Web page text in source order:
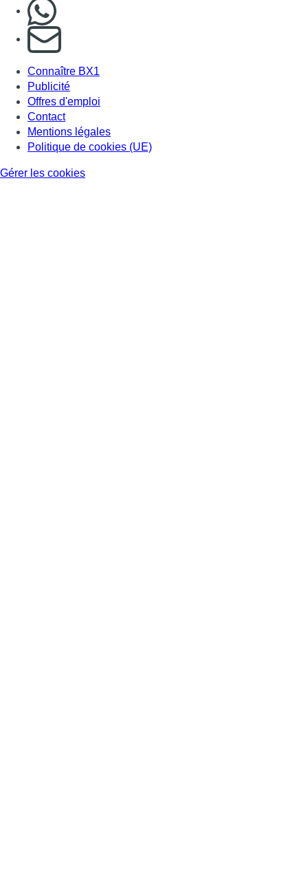
S'abonner à notre newsletter
Connaître BX1
Publicité
Offres d'emploi
Contact
Mentions légales
Politique de cookies (UE)
Gérer les cookies